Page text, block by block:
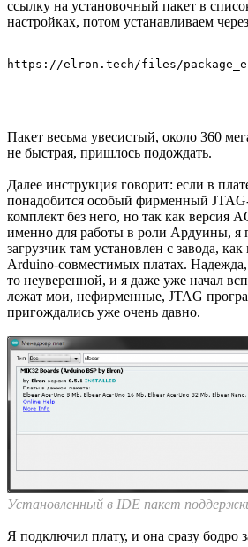
По сравнению с Uno-подобными
это плата двойного назначения: не
Назначение пинов платы ACE-UNO
Пины платы, а точнее, соответствие
функционального назначения, за
совпадают с классической UNO, что
питание и логические уровни
STM32, что нужно учитывать при
На плате также присутствуют разъём
скетчей, перемычки выбора
разъём JTAG для перепрошивки